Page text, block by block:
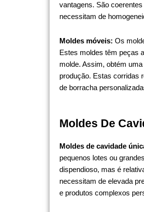
vantagens. São
necessitam de
Moldes móveis: Os
Estes moldes têm peças
molde. Assim, obtém
produção. Estas corridas
de borracha
Moldes De
Moldes de cavidade
pequenos lotes ou
dispendioso, mas é
necessitam de elevada
e produtos complexos